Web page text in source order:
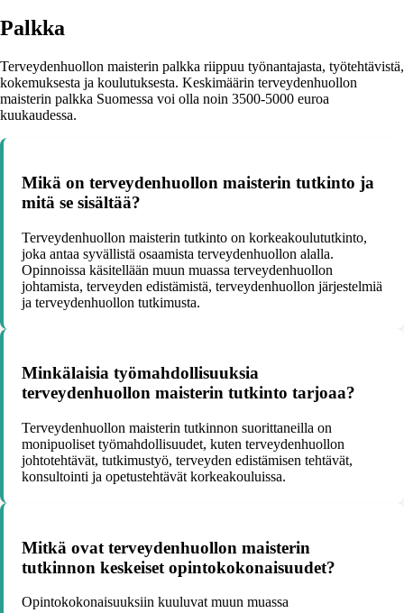
Palkka
Terveydenhuollon maisterin palkka riippuu työnantajasta, työtehtävistä,
kokemuksesta ja koulutuksesta. Keskimäärin terveydenhuollon
maisterin palkka Suomessa voi olla noin 3500-5000 euroa
kuukaudessa.
Mikä on terveydenhuollon maisterin tutkinto ja
mitä se sisältää?
Terveydenhuollon maisterin tutkinto on korkeakoulututkinto,
joka antaa syvällistä osaamista terveydenhuollon alalla.
Opinnoissa käsitellään muun muassa terveydenhuollon
johtamista, terveyden edistämistä, terveydenhuollon järjestelmiä
ja terveydenhuollon tutkimusta.
Minkälaisia työmahdollisuuksia
terveydenhuollon maisterin tutkinto tarjoaa?
Terveydenhuollon maisterin tutkinnon suorittaneilla on
monipuoliset työmahdollisuudet, kuten terveydenhuollon
johtotehtävät, tutkimustyö, terveyden edistämisen tehtävät,
konsultointi ja opetustehtävät korkeakouluissa.
Mitkä ovat terveydenhuollon maisterin
tutkinnon keskeiset opintokokonaisuudet?
Opintokokonaisuuksiin kuuluvat muun muassa